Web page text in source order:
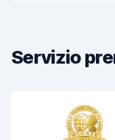
Pulizia del veicolo
Servizio